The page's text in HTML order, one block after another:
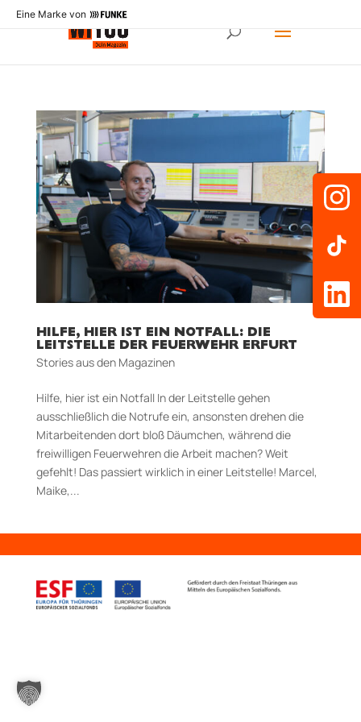
Eine Marke von
HILFE, HIER IST EIN NOTFALL: DIE
LEITSTELLE DER FEUERWEHR ERFURT
Stories aus den Magazinen
Hilfe, hier ist ein Notfall In der Leitstelle gehen
ausschließlich die Notrufe ein, ansonsten drehen die
Mitarbeitenden dort bloß Däumchen, während die
freiwilligen Feuerwehren die Arbeit machen? Weit
gefehlt! Das passiert wirklich in einer Leitstelle! Marcel,
Maike,...